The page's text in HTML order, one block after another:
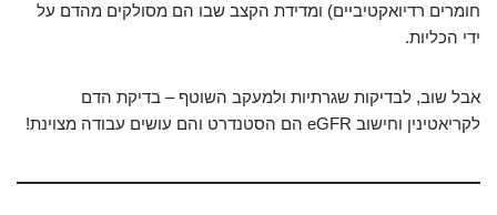
חומרים רדיואקטיביים) ומדידת הקצב שבו הם מסולקים מהדם על
ידי הכליות.
אבל שוב, לבדיקות שגרתיות ולמעקב השוטף – בדיקת הדם
לקריאטינין וחישוב eGFR הם הסטנדרט והם עושים עבודה מצוינת!